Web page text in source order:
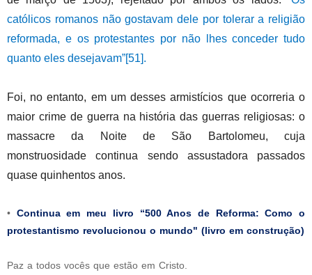
católicos romanos não gostavam dele por tolerar a religião
reformada, e os protestantes por não lhes conceder tudo
quanto eles desejavam”[51].
Foi, no entanto, em um desses armistícios que ocorreria o
maior crime de guerra na história das guerras religiosas: o
massacre da Noite de São Bartolomeu, cuja
monstruosidade continua sendo assustadora passados
quase quinhentos anos.
• Continua em meu livro “500 Anos de Reforma: Como o
protestantismo revolucionou o mundo" (livro em construção)
Paz a todos vocês que estão em Cristo.